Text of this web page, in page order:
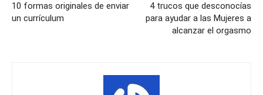
10 formas originales de enviar
un currículum
4 trucos que desconocías
para ayudar a las Mujeres a
alcanzar el orgasmo